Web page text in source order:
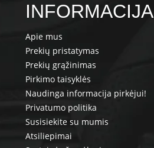
INFORMACIJA
Apie mus
Prekių pristatymas
Prekių grąžinimas
Pirkimo taisyklės
Naudinga informacija pirkėjui!
Privatumo politika
Susisiekite su mumis
Atsiliepimai